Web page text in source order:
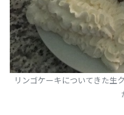
リンゴケーキについてきた生